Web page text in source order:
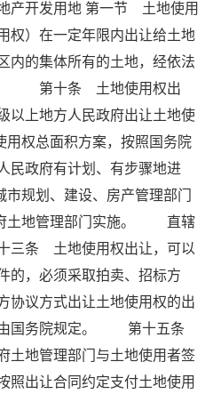
产开发用地 第一节 土地使用
）在一定年限内出让给土地
的集体所有的土地，经依法
外。 第十条 土地使用权出
上地方人民政府出让土地使
用权总面积方案，按照国务院
政府有计划、有步骤地进
规划、建设、房产管理部门
府土地管理部门实施。 直辖
三条 土地使用权出让，可以
，必须采取拍卖、招标方
议方式出让土地使用权的出
由国务院规定。 第十五条
地管理部门与土地使用者签
出让合同约定支付土地使用